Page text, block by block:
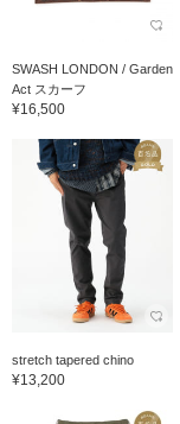
SWASH LONDON / Garden
Act スカーフ
¥16,500
stretch tapered chino
¥13,200